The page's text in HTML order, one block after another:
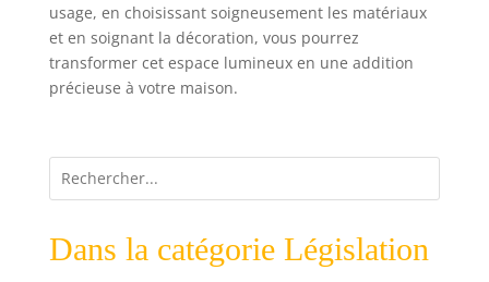
usage, en choisissant soigneusement les matériaux
et en soignant la décoration, vous pourrez
transformer cet espace lumineux en une addition
précieuse à votre maison.
Dans la catégorie Législation